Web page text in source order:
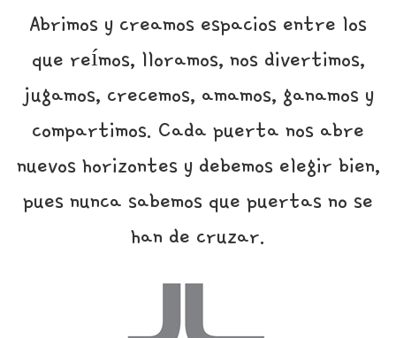
Abrimos y creamos espacios entre los
que reímos, lloramos, nos divertimos,
jugamos, crecemos, amamos, ganamos y
compartimos. Cada puerta nos abre
nuevos horizontes y debemos elegir bien,
pues nunca sabemos que puertas no se
han de cruzar.